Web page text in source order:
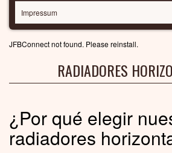
Impressum
JFBConnect not found. Please reinstall.
RADIADORES
¿Por qué elegir
radiadores